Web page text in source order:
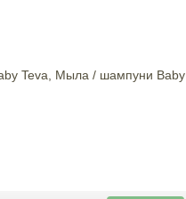
Teva, Мыла / шампуни Baby